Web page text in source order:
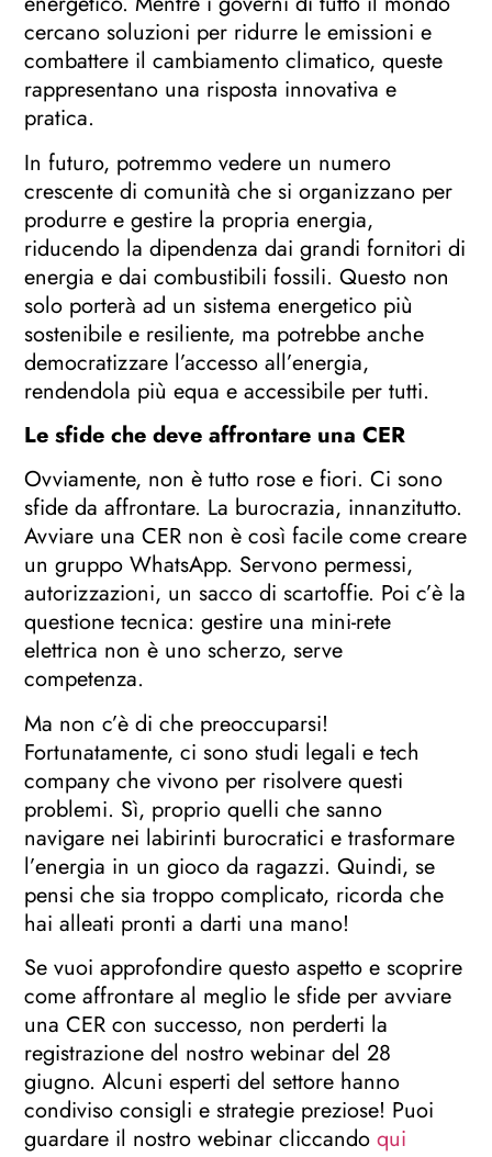
cercano soluzioni per ridurre le emissioni e
combattere il cambiamento climatico, queste
rappresentano una risposta innovativa e
pratica.
In futuro, potremmo vedere un numero
crescente di comunità che si organizzano per
produrre e gestire la propria energia,
riducendo la dipendenza dai grandi fornitori di
energia e dai combustibili fossili. Questo non
solo porterà ad un sistema energetico più
sostenibile e resiliente, ma potrebbe anche
democratizzare l’accesso all’energia,
rendendola più equa e accessibile per tutti.
Le sfide che deve affrontare una CER
Ovviamente, non è tutto rose e fiori. Ci sono
sfide da affrontare. La burocrazia, innanzitutto.
Avviare una CER non è così facile come creare
un gruppo WhatsApp. Servono permessi,
autorizzazioni, un sacco di scartoffie. Poi c’è la
questione tecnica: gestire una mini-rete
elettrica non è uno scherzo, serve
competenza.
Ma non c’è di che preoccuparsi!
Fortunatamente, ci sono studi legali e tech
company che vivono per risolvere questi
problemi. Sì, proprio quelli che sanno
navigare nei labirinti burocratici e trasformare
l’energia in un gioco da ragazzi. Quindi, se
pensi che sia troppo complicato, ricorda che
hai alleati pronti a darti una mano!
Se vuoi approfondire questo aspetto e scoprire
come affrontare al meglio le sfide per avviare
una CER con successo, non perderti la
registrazione del nostro webinar del 28
giugno. Alcuni esperti del settore hanno
condiviso consigli e strategie preziose! Puoi
guardare il nostro webinar cliccandoqui